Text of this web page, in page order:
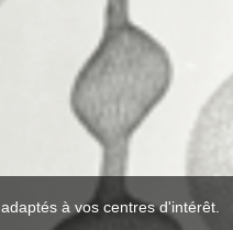
à vos centres d'intérêt.